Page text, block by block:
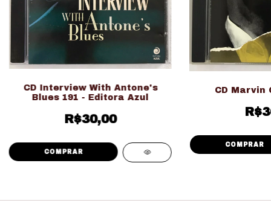
CD Interview With Antone's
Blues 191 - Editora Azul
R$30,00
CD Marvin